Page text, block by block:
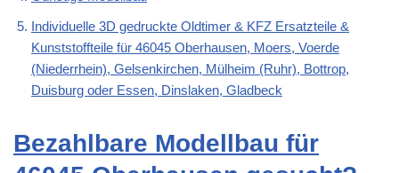
Individuelle 3D gedruckte Oldtimer & KFZ Ersatzteile &
Kunststoffteile für 46045 Oberhausen, Moers, Voerde
(Niederrhein), Gelsenkirchen, Mülheim (Ruhr), Bottrop,
Duisburg oder Essen, Dinslaken, Gladbeck
Bezahlbare Modellbau für